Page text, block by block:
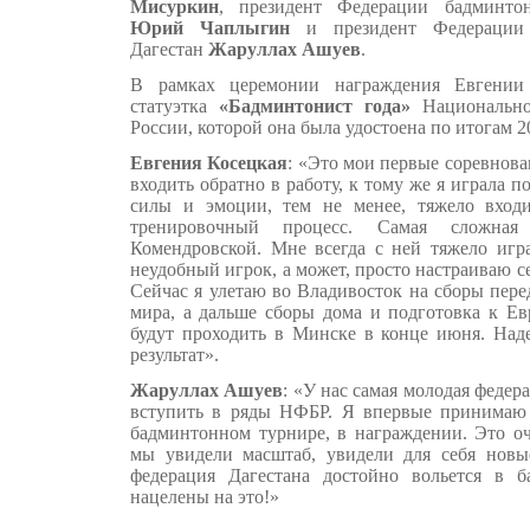
Мисуркин, президент Федерации
Юрий Чаплыгин и президент Федерации
Дагестан Жаруллах Ашуев.
В рамках церемонии награждения
статуэтка «Бадминтонист года»
России, которой она была удостоена по итогам
Евгения Косецкая: «Это мои первые
входить обратно в работу, к тому же я играла
силы и эмоции, тем не менее, тяжело
тренировочный процесс. Самая
Комендровской. Мне всегда с ней тяжело
неудобный игрок, а может, просто настраиваю
Сейчас я улетаю во Владивосток на сборы
мира, а дальше сборы дома и подготовка к
будут проходить в Минске в конце июня.
результат».
Жаруллах Ашуев: «У нас самая молодая
вступить в ряды НФБР. Я впервые принимаю
бадминтонном турнире, в награждении. Это
мы увидели масштаб, увидели для себя
федерация Дагестана достойно вольется
нацелены на это!»